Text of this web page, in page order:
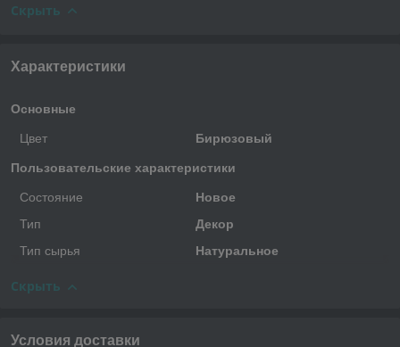
Скрыть
Характеристики
Основные
Цвет Бирюзовый
Пользовательские характеристики
Состояние
Новое
Тип
Декор
Тип сырья
Натуральное
Скрыть
Условия доставки